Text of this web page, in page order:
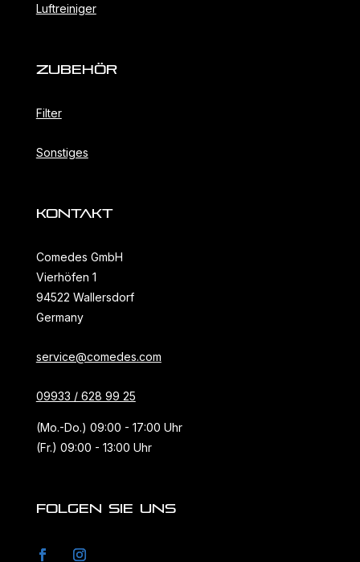
Luftreiniger
ZubehöR
Filter
Sonstiges
KONTAKT
Comedes GmbH
Vierhöfen 1
94522 Wallersdorf
Germany
service@comedes.com
09933 / 628 99 25
(Mo.-Do.) 09:00 - 17:00 Uhr
(Fr.) 09:00 - 13:00 Uhr
FOLGEN SIE UNS